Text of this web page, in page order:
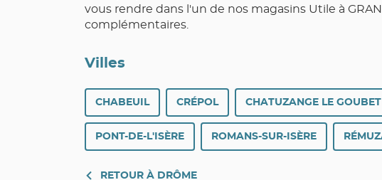
vous rendre dans l'un de nos magasins Utile à
complémentaires.
Villes
CHABEUIL CRÉPOL CHATUZANGE LE GOUBET
PONT-DE-L'ISÈRE ROMANS-SUR-ISÈRE
RETOUR À DRÔME